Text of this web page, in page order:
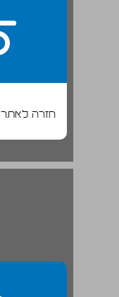
חזרה לאתר
2.1.1 תפקודם של הקולות כהגאים ... 25